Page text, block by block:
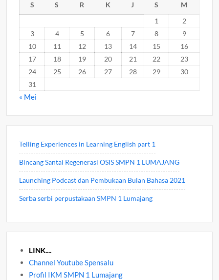
S S R K J S
M
1
2
3
4 5 6 7 8
9
10
11 12 13 14 15
16
17
18 19 20 21 22
23
24
25 26 27 28 29
30
31
« Mei
Telling Experiences in Learning English part 1
Bincang Santai Regenerasi OSIS SMPN 1 LUMAJANG
Launching Podcast dan Pembukaan Bulan Bahasa 2021
Serba serbi perpustakaan SMPN 1 Lumajang
LINK....
Channel Youtube Spensalu
Profil IKM SMPN 1 Lumajang